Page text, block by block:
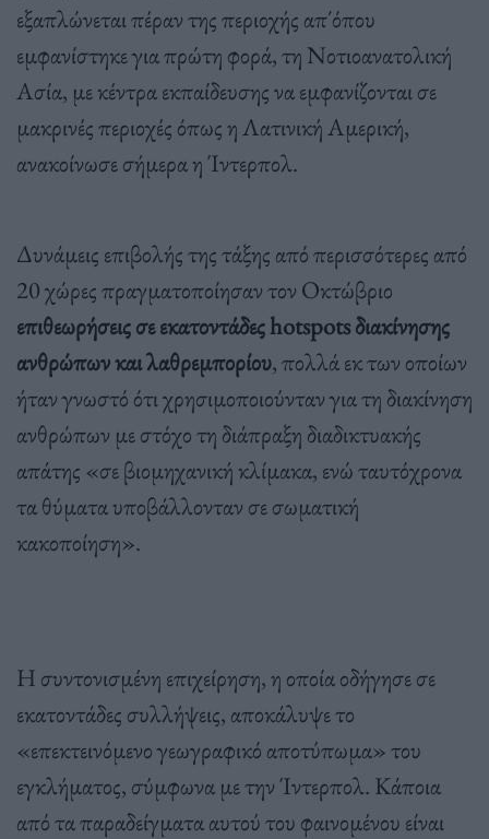
εξαπλώνεται πέραν της περιοχής απ΄όπου
εμφανίστηκε για πρώτη φορά, τη Νοτιοανατολική
Ασία, με κέντρα εκπαίδευσης να εμφανίζονται σε
μακρινές περιοχές όπως η Λατινική Αμερική,
ανακοίνωσε σήμερα η Ίντερπολ.
Δυνάμεις επιβολής της τάξης από περισσότερες από
20 χώρες πραγματοποίησαν τον Οκτώβριο
επιθεωρήσεις σε εκατοντάδες hotspots διακίνησης
ανθρώπων και λαθρεμπορίου, πολλά εκ των οποίων
ήταν γνωστό ότι χρησιμοποιούνταν για τη διακίνηση
ανθρώπων με στόχο τη διάπραξη διαδικτυακής
απάτης «σε βιομηχανική κλίμακα, ενώ ταυτόχρονα
τα θύματα υποβάλλονταν σε σωματική
κακοποίηση».
Η συντονισμένη επιχείρηση, η οποία οδήγησε σε
εκατοντάδες συλλήψεις, αποκάλυψε το
«επεκτεινόμενο γεωγραφικό αποτύπωμα» του
εγκλήματος, σύμφωνα με την Ίντερπολ. Κάποια
από τα παραδείγματα αυτού του φαινομένου είναι